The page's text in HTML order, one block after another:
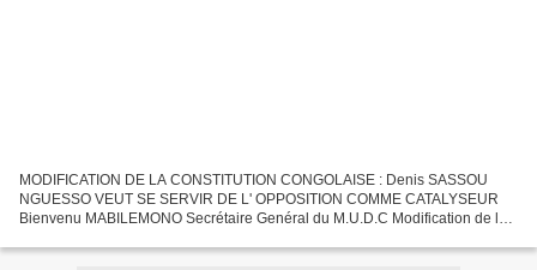
MODIFICATION DE LA CONSTITUTION CONGOLAISE : Denis SASSOU
NGUESSO VEUT SE SERVIR DE L' OPPOSITION COMME CATALYSEUR
Bienvenu MABILEMONO Secrétaire Genéral du M.U.D.C Modification de la